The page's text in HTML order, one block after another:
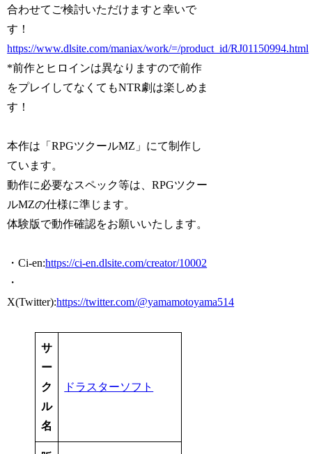
合わせてご検討いただけますと幸いで
す！
https://www.dlsite.com/maniax/work/=/product_id/RJ01150994.html
*前作とヒロインは異なりますので前作
をプレイしてなくてもNTR劇は楽しめま
す！
本作は「RPGツクールMZ」にて制作し
ています。
動作に必要なスペック等は、RPGツクー
ルMZの仕様に準じます。
体験版で動作確認をお願いいたします。
・Ci-en:https://ci-en.dlsite.com/creator/10002
・
X(Twitter):https://twitter.com/@yamamotoyama514
サ
ー
ク
ル
名
ドラスターソフト